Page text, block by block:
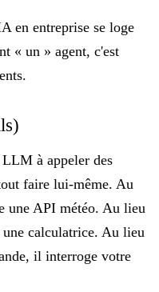
en entreprise se loge
« un » agent, c'est
à appeler des
faire lui-même. Au
une API météo. Au lieu
calculatrice. Au lieu
il interroge votre